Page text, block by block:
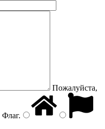
Пожалуйста,
Флаг.